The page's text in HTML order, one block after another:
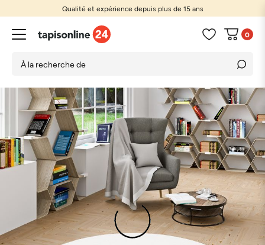
Qualité et expérience depuis plus de 15 ans
0